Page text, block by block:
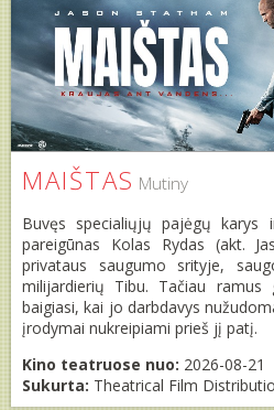
MAIŠTAS Mutiny
Buvęs specialiųjų pajėgų karys
pareigūnas Kolas Rydas (akt.
privataus saugumo srityje,
milijardierių Tibu. Tačiau ramus
baigiasi, kai jo darbdavys
įrodymai nukreipiami prieš jį patį.
Kino teatruose nuo: 2026-08-21
Sukurta: Theatrical Film